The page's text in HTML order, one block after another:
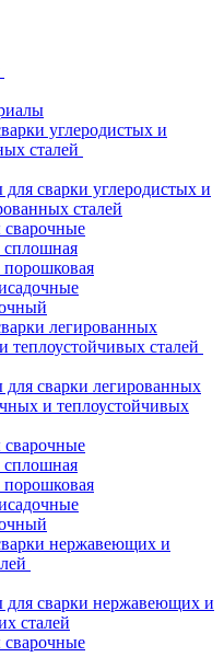
углеродистых и
сталей
сварки углеродистых и
сталей
сплошная
легированных
теплоустойчивых сталей
сварки легированных
и теплоустойчивых
сплошная
нержавеющих и
для сварки нержавеющих и
сталей